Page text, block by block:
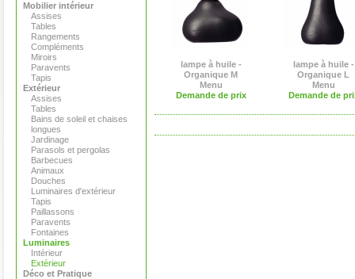
Mobilier intérieur
Assises
Tables
Rangements
Compléments
Miroirs
Paravents
Tapis
Extérieur
Assises
Tables
Bains de soleil et chaises
longues
Jardinage
Parasols et pergolas
Barbecues
Animaux
Douches
Luminaires d'extérieur
Tapis
Paillassons
Paravents
Fontaines
Luminaires
Intérieur
Extérieur
Déco et Pratique
lampe à huile -
Organique M
Menu
Demande de prix
lampe à huile -
Organique L
Menu
Demande de